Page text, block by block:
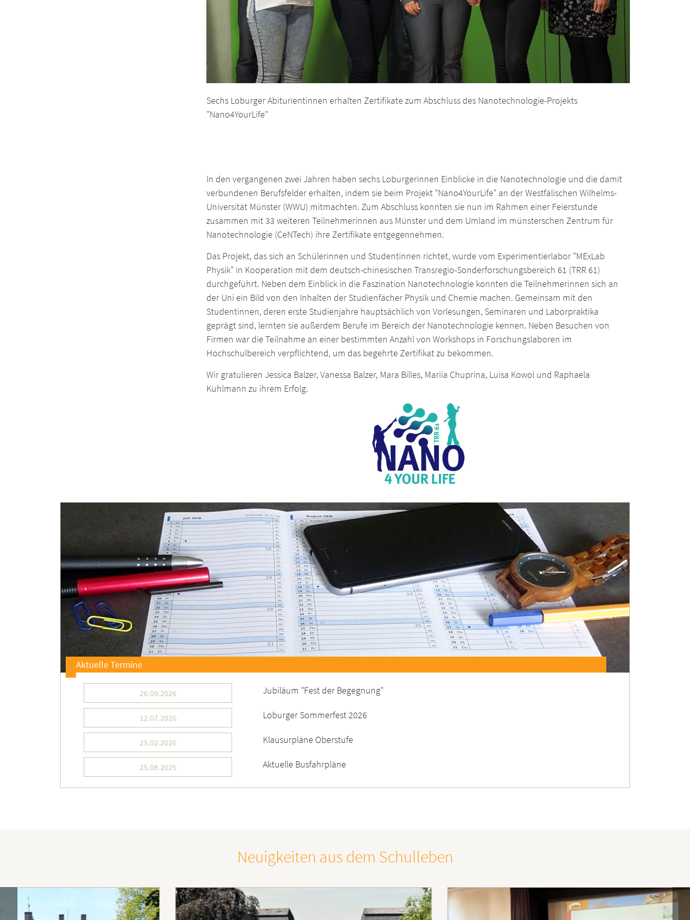
Sechs Loburger Abiturientinnen erhalten Zertifikate zum Abschluss des Nanotechnologie-Projekts
"Nano4YourLife"
In den vergangenen zwei Jahren haben sechs Loburgerinnen Einblicke in die Nanotechnologie und die damit
verbundenen Berufsfelder erhalten, indem sie beim Projekt "Nano4YourLife" an der Westfälischen Wilhelms-
Universität Münster (WWU) mitmachten. Zum Abschluss konnten sie nun im Rahmen einer Feierstunde
zusammen mit 33 weiteren Teilnehmerinnen aus Münster und dem Umland im münsterschen Zentrum für
Nanotechnologie (CeNTech) ihre Zertifikate entgegennehmen.
Das Projekt, das sich an Schülerinnen und Studentinnen richtet, wurde vom Experimentierlabor "MExLab
Physik" in Kooperation mit dem deutsch-chinesischen Transregio-Sonderforschungsbereich 61 (TRR 61)
durchgeführt. Neben dem Einblick in die Faszination Nanotechnologie konnten die Teilnehmerinnen sich an
der Uni ein Bild von den Inhalten der Studienfächer Physik und Chemie machen. Gemeinsam mit den
Studentinnen, deren erste Studienjahre hauptsächlich von Vorlesungen, Seminaren und Laborpraktika
geprägt sind, lernten sie außerdem Berufe im Bereich der Nanotechnologie kennen. Neben Besuchen von
Firmen war die Teilnahme an einer bestimmten Anzahl von Workshops in Forschungslaboren im
Hochschulbereich verpflichtend, um das begehrte Zertifikat zu bekommen.
Wir gratulieren Jessica Balzer, Vanessa Balzer, Mara Billes, Mariia Chuprina, Luisa Kowol und Raphaela
Kuhlmann zu ihrem Erfolg.
Aktuelle Termine
26.09.2026 Jubiläum "Fest der Begegnung"
12.07.2026 Loburger Sommerfest 2026
25.02.2026 Klausurpläne Oberstufe
25.08.2025 Aktuelle Busfahrpläne
Neuigkeiten aus dem Schulleben